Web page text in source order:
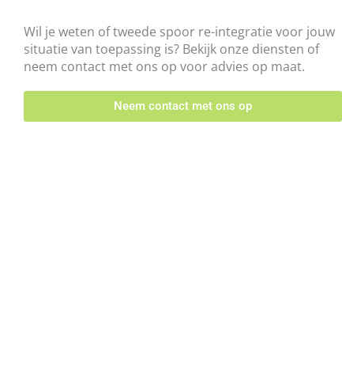
Wil je weten of tweede spoor re-integratie voor jouw
situatie van toepassing is? Bekijk onze diensten of
neem contact met ons op voor advies op maat.
Neem contact met ons op